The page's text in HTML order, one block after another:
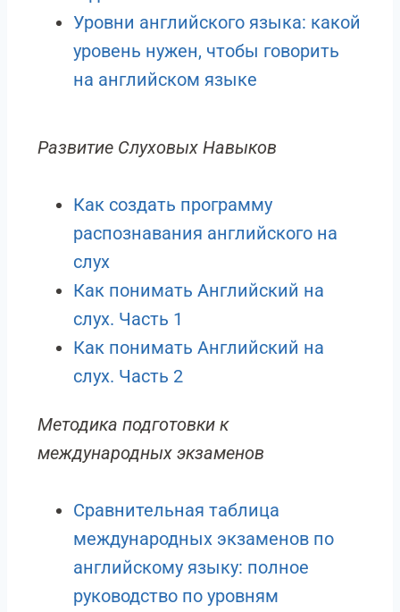
Уровни английского языка: какой
уровень нужен, чтобы говорить
на английском языке
Развитие Слуховых Навыков
Как создать программу
распознавания английского на
слух
Как понимать Английский на
слух. Часть 1
Как понимать Английский на
слух. Часть 2
Методика подготовки к
международных экзаменов
Сравнительная таблица
международных экзаменов по
английскому языку: полное
руководство по уровням